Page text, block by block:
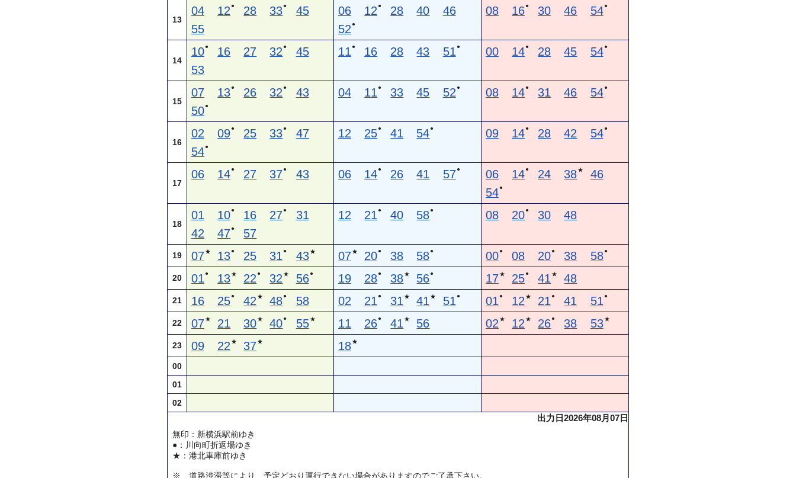
13
04 12 ● 28 33●
45
55
06 12 ● 28 40
46
52 ●
08 16● 30 46 54 ●
14
10● 16 27 32 ●
45
53
11 ● 16 28 43 51 ● 00 14● 28 45 54 ●
15
07 13● 26 32 ●
43
50●
04 11 ● 33 45 52 ● 08 14● 31 46 54 ●
16
02 09● 25 33●
47
54●
12 25● 41 54● 09 14● 28 42 54 ●
17
06 14● 27 37● 43 06 14● 26 41 57 ● 06 14● 24 38★
46
54●
18
01 10● 16 27●
31
42
47● 57
12 21 ● 40 58● 08 20● 30 48
19 07★ 13● 25 31 ● 43 ★ 07★ 20● 38 58● 00● 08 20● 38 58 ●
20 01 ● 13★ 22 ● 32 ★ 56 ● 19 28● 38★ 56● 17★ 25● 41 ★ 48
21 16 25● 42 ★ 48● 58 02 21 ● 31 ★ 41 ★ 51 ● 01 ● 12 ★ 21 ● 41 51 ●
22 07★ 21 30★ 40● 55 ★ 11 26● 41 ★ 56 02 ★ 12 ★ 26● 38 53 ★
23 09 22 ★ 37★ 18★
00
01
02
出力日2026年08月07日
無印：新横浜駅前ゆき
●：川向町折返場ゆき
★：港北車庫前ゆき
※ 道路渋滞等により、予定どおり運行できない場合がありますのでご了承下さい。